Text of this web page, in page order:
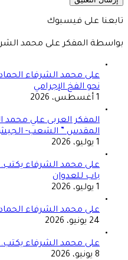
تابعنا على فيسبوك
بواسطة المفكر على محمد
على محمد الشرفاء
نحو الفخ الإجرامي
1 أغسطس، 2026
المفكر العربى علي محمد
المقدس ” الشعب-
1 يوليو، 2026
على محمد الشرفاء
باب للعدوان
1 يوليو، 2026
على محمد الشرفاء
24 يونيو، 2026
على محمد الشرفاء يكتب..
8 يونيو، 2026